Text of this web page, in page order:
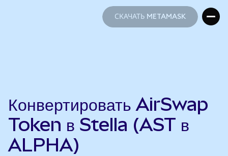
СКАЧАТЬ METAMASK
Конвертировать AirSwap
Token в Stella (AST в
ALPHA)